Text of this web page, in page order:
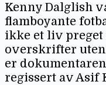
Kenny Dalglish
flamboyante
ikke et liv preget
overskrifter
er
regissert av Asif